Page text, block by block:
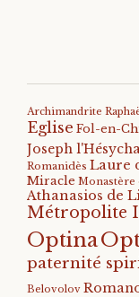
Archimandrite
Eglise Fol-en-
Joseph
Romanidès Laure
Miracle Monastère
Athanasios de
Métropolite
Optina
paternité
Belovolov